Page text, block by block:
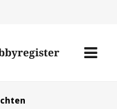
Menü